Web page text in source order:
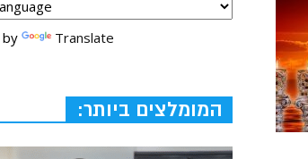
Translate
המומלצים ביותר: